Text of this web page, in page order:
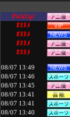
PickUp!
ｵﾇﾇﾒ
ｵﾇﾇﾒ
ｵﾇﾇﾒ
ｵﾇﾇﾒ
08/07 13:49
08/07 13:46
08/07 13:45
08/07 13:41
08/07 13:41
08/07 13:40